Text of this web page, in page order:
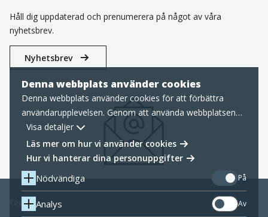
Denna webbplats använder cookies
Denna webbplats använder cookies för att förbättra
användarupplevelsen. Genom att använda webbplatsen
samtycker du till nödvändiga cookies, läs mer nedan om
hur vi hanterar cookies samt personuppgifter.
Visa detaljer
Läs mer om hur vi använder cookies
Hur vi hanterar dina personuppgifter
Nödvändiga På
Analys Av
Håll dig uppdaterad och prenumerera på något av våra
nyhetsbrev.
Nyhetsbrev
Cookies